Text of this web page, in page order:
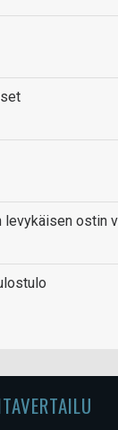
levykäisen ostin